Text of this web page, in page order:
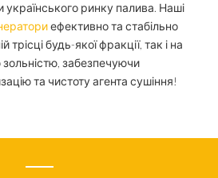
ринку палива. Наші
ефективно та стабільно
будь-якої фракції, так і на
забезпечуючи
та чистоту агента сушіння!